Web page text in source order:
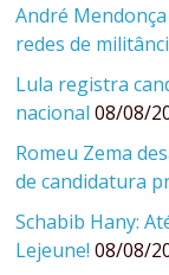
André
redes de
Lula registra
nacional 08/08/
Romeu Zema
de candidatura
Schabib Hany:
Lejeune! 08/08/